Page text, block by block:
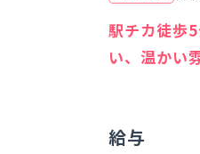
駅チカ徒歩
い、温かい
給与